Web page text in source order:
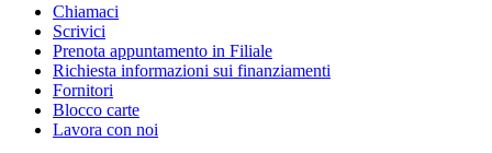
Chiamaci
Scrivici
Prenota appuntamento in Filiale
Richiesta informazioni sui finanziamenti
Fornitori
Blocco carte
Lavora con noi